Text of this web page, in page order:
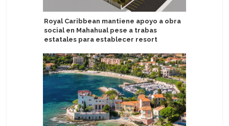
Royal Caribbean mantiene apoyo a obra
social en Mahahual pese a trabas
estatales para establecer resort